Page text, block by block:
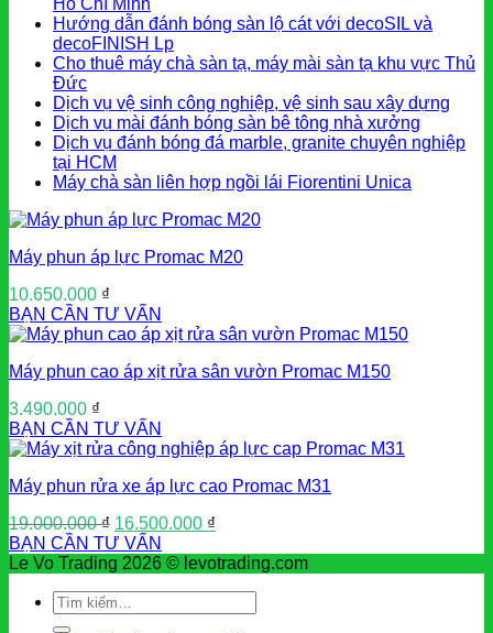
Hồ Chí Minh
Hướng dẫn đánh bóng sàn lộ cát với decoSIL và
decoFINISH Lp
Cho thuê máy chà sàn tạ, máy mài sàn tạ khu vực Thủ
Đức
Dịch vụ vệ sinh công nghiệp, vệ sinh sau xây dựng
Dịch vụ mài đánh bóng sàn bê tông nhà xưởng
Dịch vụ đánh bóng đá marble, granite chuyên nghiệp
tại HCM
Máy chà sàn liên hợp ngồi lái Fiorentini Unica
Máy phun áp lực Promac M20
10.650.000 ₫
BẠN CẦN TƯ VẤN
Máy phun cao áp xịt rửa sân vườn Promac M150
3.490.000 ₫
BẠN CẦN TƯ VẤN
Máy phun rửa xe áp lực cao Promac M31
19.000.000₫ Giá
gốc
là:
16.500.000 ₫
tại
BẠN CẦN TƯ VẤN
Le Vo Trading 2026 © levotrading.com
Tìm
kiếm: